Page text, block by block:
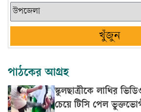
খুঁজুন
পাঠকের আগ্রহ
স্কুলছাত্রীকে লাথির
চেয়ে টিসি পেল